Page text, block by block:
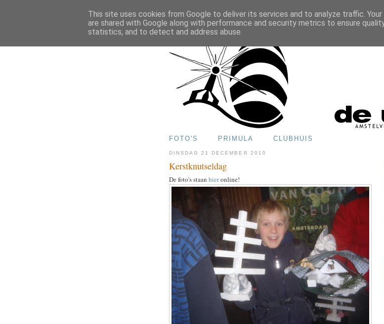
FOTO'S PRIMULA CLUBHUIS
DINSDAG 21 DECEMBER 2010
Kerstknutseldag
De foto's staan hieronline!
This site uses cookies from Google to deliver its services and to analyze traffic.
are shared with Google along with performance and security metrics to ensure
statistics, and to detect and address abuse.